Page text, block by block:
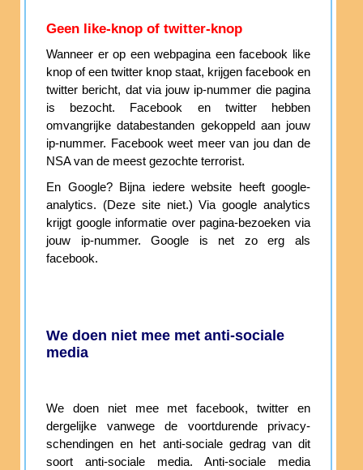
Geen like-knop of twitter-knop
Wanneer er op een webpagina een facebook like
knop of een twitter knop staat, krijgen facebook en
twitter bericht, dat via jouw ip-nummer die pagina
is bezocht. Facebook en twitter hebben
omvangrijke databestanden gekoppeld aan jouw
ip-nummer. Facebook weet meer van jou dan de
NSA van de meest gezochte terrorist.
En Google? Bijna iedere website heeft google-
analytics. (Deze site niet.) Via google analytics
krijgt google informatie over pagina-bezoeken via
jouw ip-nummer. Google is net zo erg als
facebook.
We doen niet mee met anti-sociale
media
We doen niet mee met facebook, twitter en
dergelijke vanwege de voortdurende privacy-
schendingen en het anti-sociale gedrag van dit
soort anti-sociale media. Anti-sociale media